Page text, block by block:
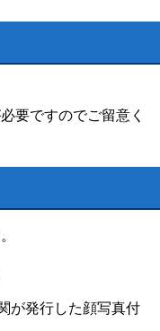
要ですのでご留意く
が発行した顔写真付